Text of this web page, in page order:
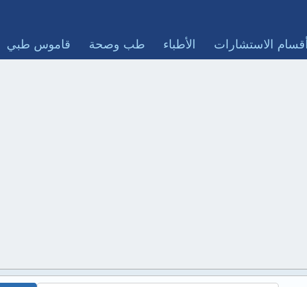
أقسام الاستشارات الأطباء طب وصحة قاموس طبي